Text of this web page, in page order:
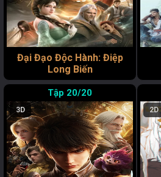
Đại Đạo Độc Hành: Điệp
Long Biến
20/20
3D 2D